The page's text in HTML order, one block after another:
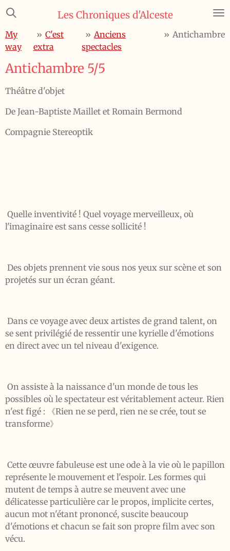
Passer
contenu
principal
Les Chroniques d'Alceste
My
way
» C'est
extra
» Anciens
spectacles
» Antichambre
Antichambre 5/5
Théâtre d'objet
De Jean-Baptiste Maillet et Romain Bermond
Compagnie Stereoptik
Quelle inventivité ! Quel voyage merveilleux, où
l'imaginaire est sans cesse sollicité !
Des objets prennent vie sous nos yeux sur scène et son
projetés sur un écran géant.
Dans ce voyage avec deux artistes de grand talent, on
se sent privilégié de ressentir une kyrielle d'émotions
en direct avec un tel niveau d'exigence.
On assiste à la naissance d'un monde de tous les
possibles où le spectateur est véritablement acteur. Rien
n'est figé : 《Rien ne se perd, rien ne se crée, tout se
transforme》
Cette œuvre fabuleuse est une ode à la vie où le papillon
représente le mouvement et l'espoir. Les formes qui
mutent de temps à autre se meuvent avec une
délicatesse particulière car le propos, implicite certes,
aucun mot n'étant prononcé, suscite beaucoup
d'émotions et chacun se fait son propre film avec son
vécu.